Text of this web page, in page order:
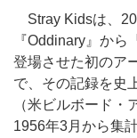
Stray Kidsは、
『Oddinary』か
登場させた初のア
で、その記録を史
（米ビルボード・
1956年3月から集